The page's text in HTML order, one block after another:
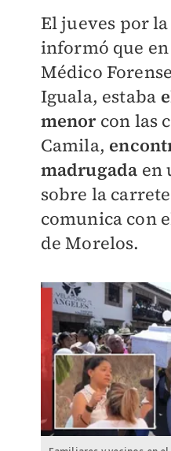
El jueves por
informó que
Médico
Iguala, estaba
menorcon las
Camila,
madrugada en
sobre la
comunica con
de Morelos.